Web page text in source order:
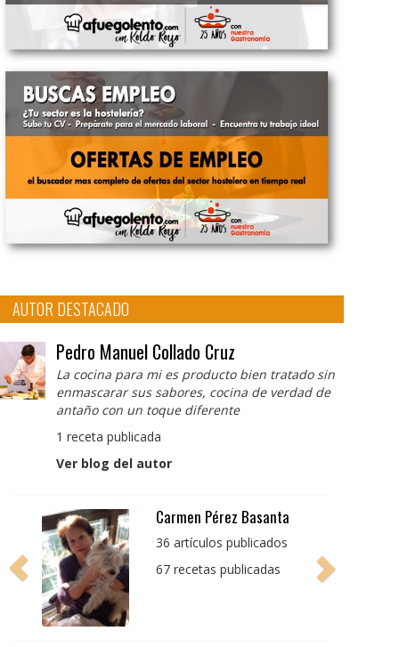
AUTOR DESTACADO
Pedro Manuel Collado Cruz
La cocina para mi es producto bien tratado sin
enmascarar sus sabores, cocina de verdad de
antaño con un toque diferente
1 receta publicada
Ver blog del autor
Pedro Manuel Collado
Cruz
producto bien tratado